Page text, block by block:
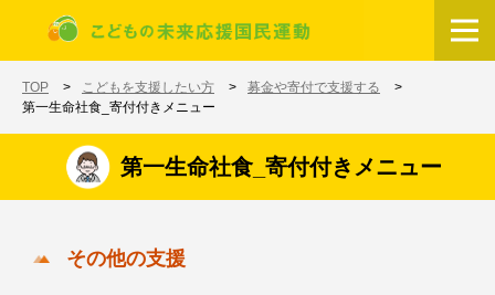
メインコンテンツに移動
TOP こどもを支援したい方
募金や寄付で支援する
第一生命社食_寄付付きメニュー
第一生命社食_寄付付きメニュー
その他の支援